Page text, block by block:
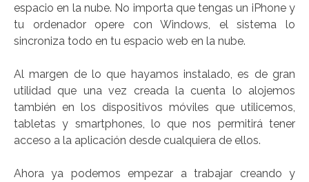
espacio en la nube. No importa que tengas un iPhone y
tu ordenador opere con Windows, el sistema lo
sincroniza todo en tu espacio web en la nube.
Al margen de lo que hayamos instalado, es de gran
utilidad que una vez creada la cuenta lo alojemos
también en los dispositivos móviles que utilicemos,
tabletas y smartphones, lo que nos permitirá tener
acceso a la aplicación desde cualquiera de ellos.
Ahora ya podemos empezar a trabajar creando y